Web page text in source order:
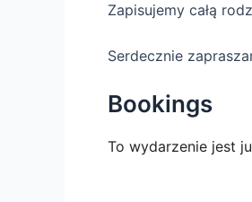
Zapisujemy całą
Serdecznie
Bookings
To wydarzenie jest